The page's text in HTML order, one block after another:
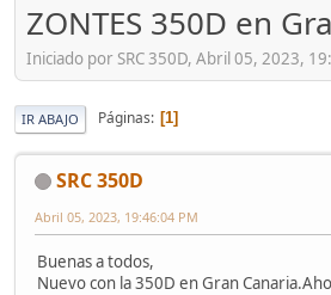
ZONTES 350D en
Iniciado por SRC 350D, Abril 05, 2023,
IR ABAJO Páginas 1
SRC 350D
Abril 05, 2023, 19:46:04 PM
Buenas a todos,
Nuevo con la 350D en Gran